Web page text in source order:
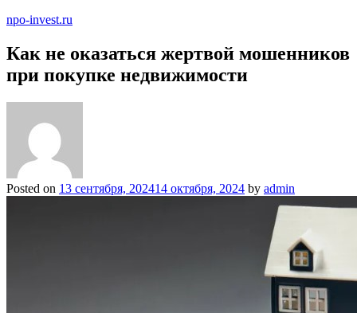
npo-invest.ru
Как не оказаться жертвой мошенников
при покупке недвижимости
Posted on 13 сентября, 202414 октября, 2024 by admin